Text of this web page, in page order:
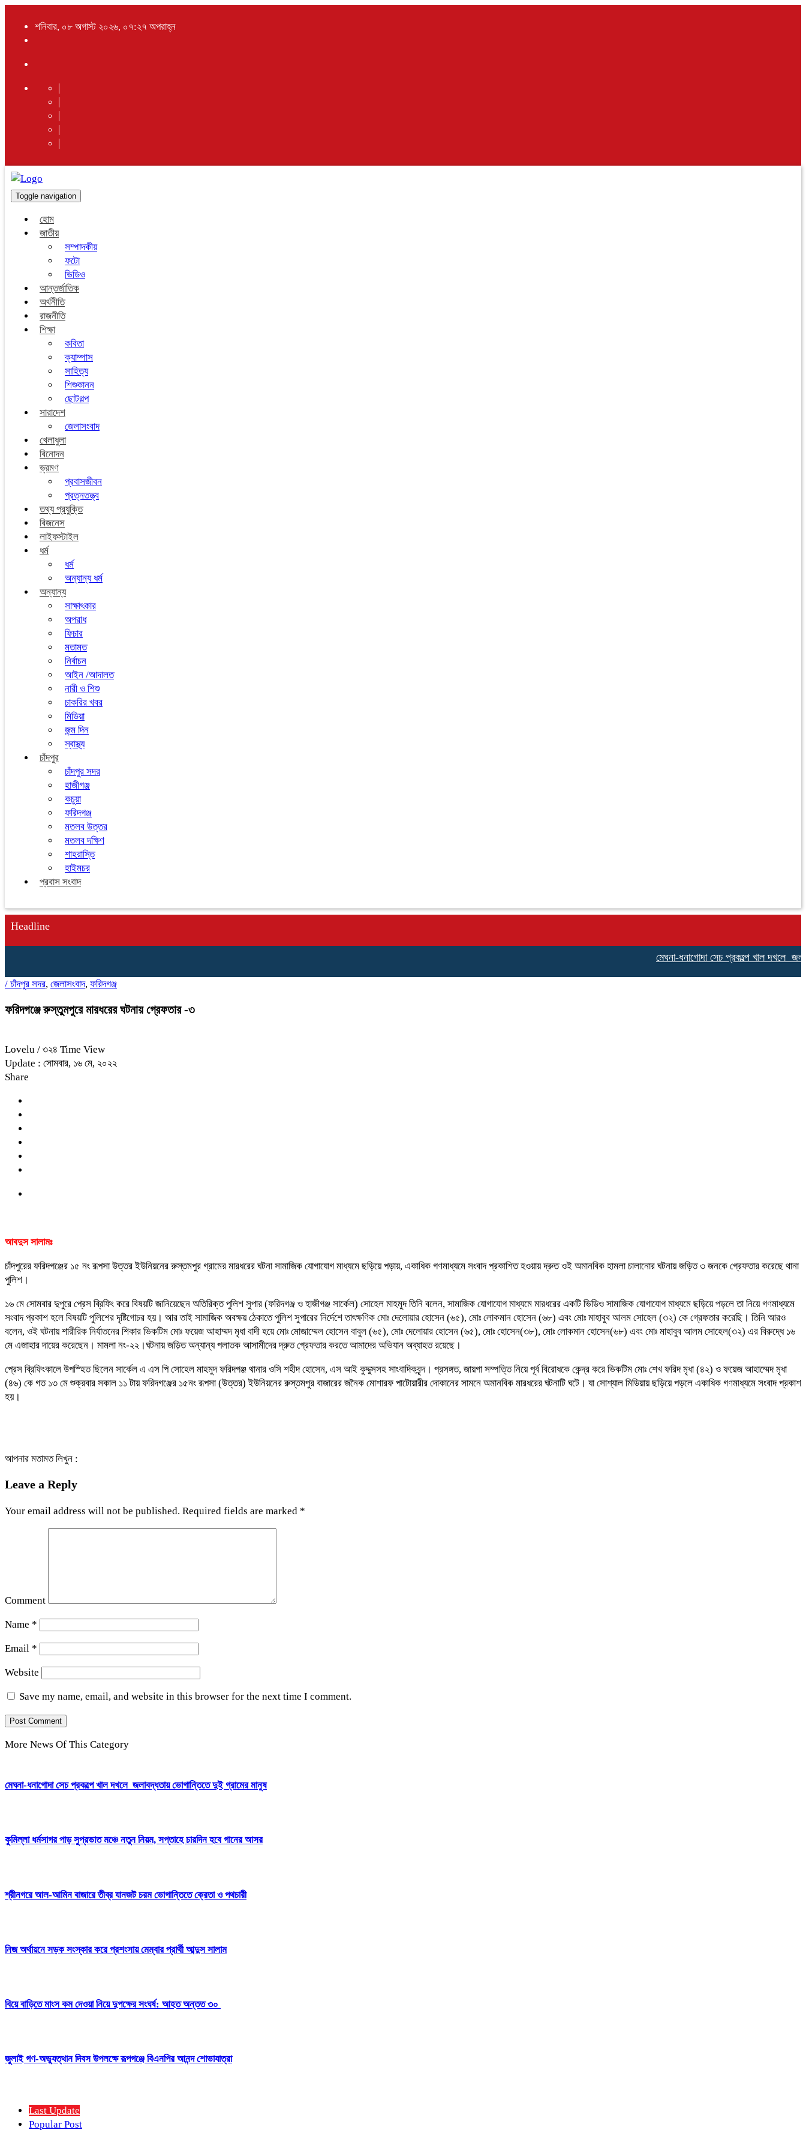
শনিবার, ০৮ অগাস্ট ২০২৬, ০৭:২৭ অপরাহ্ন
Toggle navigation
হোম
জাতীয়
সম্পাদকীয়
ফটো
ভিডিও
আন্তর্জাতিক
অর্থনীতি
রাজনীতি
শিক্ষা
কবিতা
ক্যাম্পাস
সাহিত্য
শিশুকানন
ছোটগল্প
সারাদেশ
জেলাসংবাদ
খেলাধুলা
বিনোদন
ভ্রমণ
প্রবাসজীবন
প্রত্নতত্ত্ব
তথ্য প্রযুক্তি
বিজনেস
লাইফস্টাইল
ধর্ম
ধর্ম
অন্যান্য ধর্ম
অন্যান্য
সাক্ষাৎকার
অপরাধ
ফিচার
মতামত
নির্বাচন
আইন /আদালত
নারী ও শিশু
চাকরির খবর
মিডিয়া
জন্ম দিন
স্বাস্থ্য
চাঁদপুর
চাঁদপুর সদর
হাজীগঞ্জ
কচুয়া
ফরিদগঞ্জ
মতলব উত্তর
মতলব দক্ষিণ
শাহরাস্তি
হাইমচর
প্রবাস সংবাদ
Headline
মেঘনা-ধনাগোদা সেচ প্রকল্পে খাল দখলে
/ চাঁদপুর সদর, জেলাসংবাদ, ফরিদগঞ্জ
ফরিদগঞ্জে রুস্তুমপুরে মারধরের ঘটনায় গ্রেফতার -৩
Lovelu / ৩২৪ Time View
Update : সোমবার, ১৬ মে, ২০২২
Share
আবদুস সালামঃ
চাঁদপুরের ফরিদগঞ্জের ১৫ নং রূপসা উত্তর ইউনিয়নের রুস্তমপুর গ্রামের মারধরের ঘটনা সামাজিক যোগাযোগ মাধ্যমে ছড়িয়ে পড়ায়, একাধিক গণমাধ্যমে সংবাদ প্রকাশিত হওয়ায় দ্রুত ওই অমানবিক হামলা চালানোর ঘটনায় জড়িত ৩ জনকে গ্রেফতার করেছে থানা
পুলিশ।
১৬ মে সোমবার দুপুরে প্রেস ব্রিফিং করে বিষয়টি জানিয়েছেন অতিরিক্ত পুলিশ সুপার (ফরিদগঞ্জ ও হাজীগঞ্জ সার্কেল) সোহেল মাহমুদ তিনি বলেন, সামাজিক যোগাযোগ মাধ্যমে মারধরের একটি ভিডিও সামাজিক যোগাযোগ মাধ্যমে ছড়িয়ে পড়লে তা নিয়ে গণমাধ্যমে
সংবাদ প্রকাশ হলে বিষয়টি পুলিশের দৃষ্টিগোচর হয়। আর তাই সামাজিক অবক্ষয় ঠেকাতে পুলিশ সুপারের নির্দেশে তাৎক্ষণিক মোঃ দেলোয়ার হোসেন (৬৫), মোঃ লোকমান হোসেন (৬৮) এবং মোঃ মাহাবুব আলম সোহেল (৩২) কে গ্রেফতার করেছি। তিনি আরও
বলেন, ওই ঘটনায় শারীরিক নির্যাতনের শিকার ভিকটিম মোঃ ফয়েজ আহাম্মদ মৃধা বাদী হয়ে মোঃ মোজাম্মেল হোসেন বাবুল (৬৫), মোঃ দেলোয়ার হোসেন (৬৫), মোঃ হোসেন(৩৮), মোঃ লোকমান হোসেন(৬৮) এবং মোঃ মাহাবুব আলম সোহেল(৩২) এর বিরুদ্ধে ১৬
মে এজাহার দায়ের করেছেন। মামলা নং-২২।ঘটনায় জড়িত অন্যান্য পলাতক আসামীদের দ্রুত গ্রেফতার করতে আমাদের অভিযান অব্যাহত রয়েছে।
প্রেস ব্রিফিংকালে উপস্হিত ছিলেন সার্কেল এ এস পি সোহেল মাহমুদ ফরিদগঞ্জ থানার ওসি শহীদ হোসেন, এস আই কুদ্দুসসহ সাংবাদিকবৃন্দ। প্রসঙ্গত, জায়গা সম্পত্তি নিয়ে পূর্ব বিরোধকে কেন্দ্র করে ভিকটিম মোঃ শেখ ফরিদ মৃধা (৪২) ও ফয়েজ আহাম্মেদ মৃধা
(৪৬) কে গত ১৩ মে শুক্রবার সকাল ১১ টায় ফরিদগঞ্জের ১৫নং রূপসা (উত্তর) ইউনিয়নের রুস্তমপুর বাজারের জনৈক মোশারফ পাটোয়ারীর দোকানের সামনে অমানবিক মারধরের ঘটনাটি ঘটে। যা সোশ্যাল মিডিয়ায় ছড়িয়ে পড়লে একাধিক গণমাধ্যমে সংবাদ প্রকাশ
হয়।
আপনার মতামত লিখুন :
Leave a Reply
Your email address will not be published. Required fields are marked *
Comment
Name *
Email *
Website
Save my name, email, and website in this browser for the next time I comment.
More News Of This Category
মেঘনা-ধনাগোদা সেচ প্রকল্পে খাল দখলে জলাবদ্ধতায় ভোগান্তিতে দুই গ্রামের মানুষ
কুমিল্লা ধর্মসাগর পাড় সুপ্রভাত মঞ্চে নতুন নিয়ম, সপ্তাহে চারদিন হবে গানের আসর
শ্রীনগরে আল-আমিন বাজারে তীব্র যানজট চরম ভোগান্তিতে ক্রেতা ও পথচারী
নিজ অর্থায়নে সড়ক সংস্কার করে প্রশংসায় মেম্বার প্রার্থী আব্দুস সালাম
বিয়ে বাড়িতে মাংস কম দেওয়া নিয়ে দুপক্ষের সংঘর্ষ: আহত অন্তত ৩০ ​
জুলাই গণ-অভ্যুত্থান দিবস উপলক্ষে রূপগঞ্জে বিএনপির আনন্দ শোভাযাত্রা
Last Update
Popular Post